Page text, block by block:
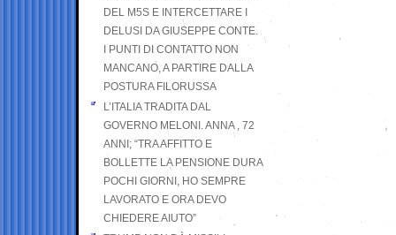
DEL M5S E INTERCETTARE I
DELUSI DA GIUSEPPE CONTE.
I PUNTI DI CONTATTO NON
MANCANO, A PARTIRE DALLA
POSTURA FILORUSSA
L’ITALIA TRADITA DAL
GOVERNO MELONI. ANNA , 72
ANNI; “TRA AFFITTO E
BOLLETTE LA PENSIONE DURA
POCHI GIORNI, HO SEMPRE
LAVORATO E ORA DEVO
CHIEDERE AIUTO”